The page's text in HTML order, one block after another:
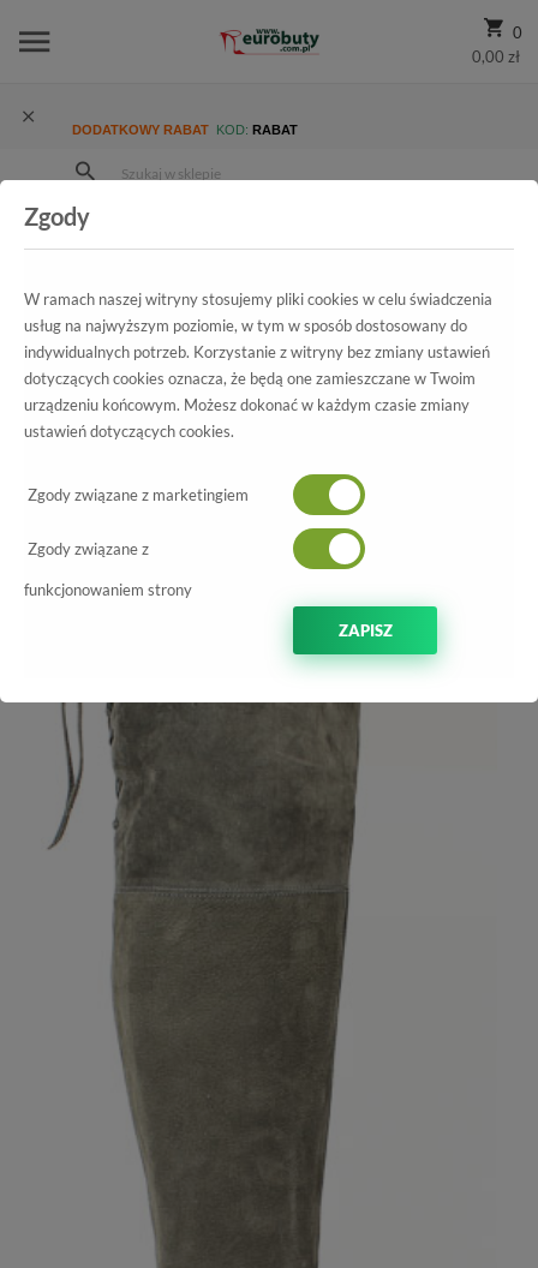
0
0,00 zł
DODATKOWY RABAT KOD: RABAT
Ekskluzywne
Kolekcja
Damskie
Wszystkie produkty
B3020-G65-000-PSK-A31 Szary
Zgody
W ramach naszej witryny stosujemy pliki cookies w celu świadczenia
usług na najwyższym poziomie, w tym w sposób dostosowany do
indywidualnych potrzeb. Korzystanie z witryny bez zmiany ustawień
dotyczących cookies oznacza, że będą one zamieszczane w Twoim
urządzeniu końcowym. Możesz dokonać w każdym czasie zmiany
ustawień dotyczących cookies.
Zgody związane z marketingiem
Zgody związane z
funkcjonowaniem strony
ZAPISZ